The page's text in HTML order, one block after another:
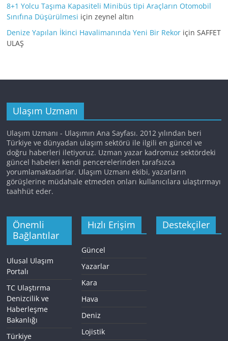
8+1 Yolcu Taşıma Kapasiteli Minibüs tipi Araçların Otomobil
Sınıfına Düşürülmesi içinzeynel altın
Denize Yapılan İkinci Havalimanında Yeni Bir Rekor içinSAFFET
ULAŞ
Ulaşım Uzmanı
Ulaşım Uzmanı - Ulaşımın Ana Sayfası. 2012 yılından beri
Türkiye ve dünyadan ulaşım sektörü ile ilgili en güncel ve
doğru haberleri iletiyoruz. Uzman yazar kadromuz sektördeki
güncel habeleri kendi pencerelerinden tarafsızca
yorumlamaktadırlar. Ulaşım Uzmanı ekibi, yazarların
görüşlerine müdahale etmeden onları kullanıcılara ulaştırmayı
taahhüt eder.
Önemli
Bağlantılar
Ulusal Ulaşım
Portalı
TC Ulaştırma
Denizcilik ve
Haberleşme
Bakanlığı
Türkiye
Hızlı Erişim
Güncel
Yazarlar
Kara
Hava
Deniz
Lojistik
Destekçiler